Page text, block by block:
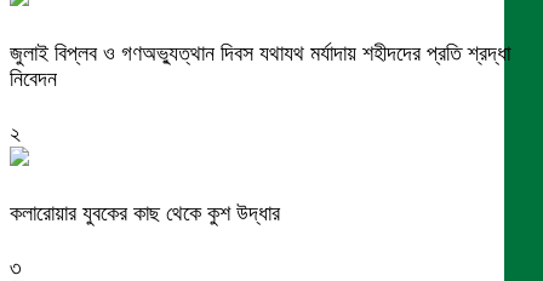
জুলাই বিপ্লব ও গণঅভ্যুত্থান দিবস যথাযথ মর্যাদায় শহীদদের প্রতি শ্রদ্ধা
নিবেদন
২
কলারোয়ার যুবকের কাছ থেকে কুশ উদ্ধার
৩